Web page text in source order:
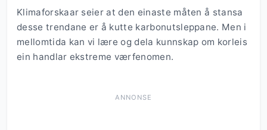
Klimaforskaar seier at den einaste måten å stansa
desse trendane er å kutte karbonutsleppane. Men i
mellomtida kan vi lære og dela kunnskap om korleis
ein handlar ekstreme værfenomen.
ANNONSE